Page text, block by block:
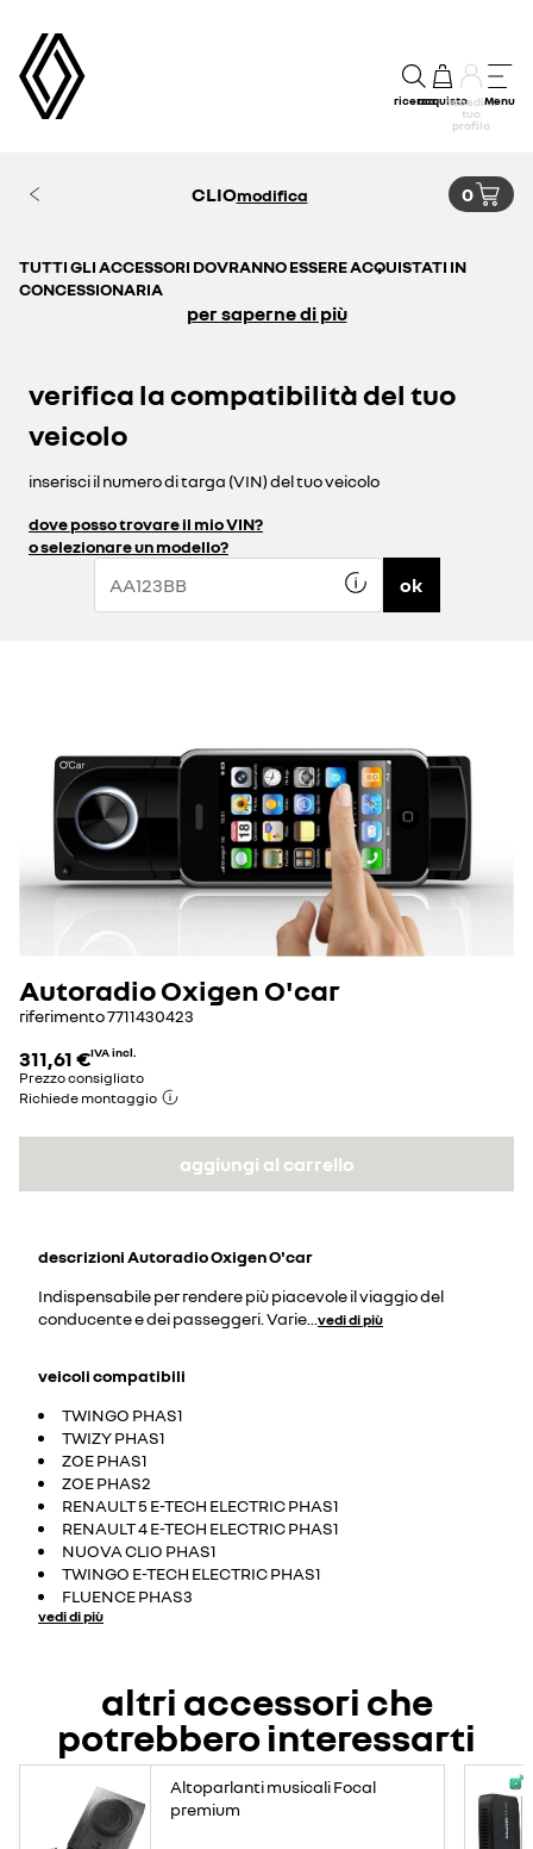
ricercaacquistoaccedi al
tuo
profilo
Menu
CLIOmodifica 0
TUTTI GLI ACCESSORI DOVRANNO ESSERE ACQUISTATI IN
CONCESSIONARIA
per saperne di più
verifica la compatibilità del tuo
veicolo
inserisci il numero di targa (VIN) del tuo veicolo
dove posso trovare il mio VIN?
o selezionare un modello?
ok
Autoradio Oxigen O'car
riferimento7711430423
311,61 €IVA incl.
Prezzo consigliato
Richiede montaggio
aggiungi al carrello
descrizioniAutoradio Oxigen O'car
Indispensabile per rendere più piacevole il viaggio del
conducente e dei passeggeri. Varie vedi di più
veicoli compatibili
TWINGO PHAS1
TWIZY PHAS1
ZOE PHAS1
ZOE PHAS2
RENAULT 5 E-TECH ELECTRIC PHAS1
RENAULT 4 E-TECH ELECTRIC PHAS1
NUOVA CLIO PHAS1
TWINGO E-TECH ELECTRIC PHAS1
FLUENCE PHAS3
vedi di più
altri accessori che
potrebbero interessarti
Altoparlanti musicali Focal
premium